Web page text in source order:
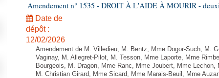
Amendement n° 1535 - DROIT À L'AIDE À MOURIR -
Date de
dépôt :
12/02/2026
Amendement de M. Villedieu, M. Bentz, Mme Dogor-Such, M.
Vaginay, M. Allegret-Pilot, M. Tesson, Mme Laporte, Mme
Bourgeois, M. Dragon, Mme Ranc, Mme Joubert, Mme
M. Christian Girard, Mme Sicard, Mme Marais-Beuil, Mme